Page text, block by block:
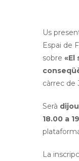
Us
Espai de
sobre «El
càrrec de
Serà
18.00 a
La